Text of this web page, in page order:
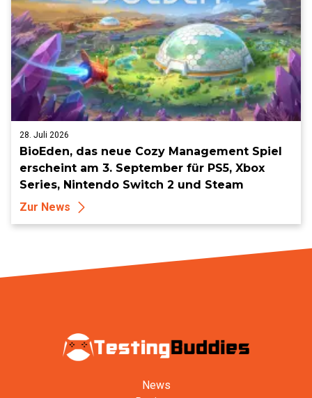
28. Juli 2026
BioEden, das neue Cozy Management Spiel
erscheint am 3. September für PS5, Xbox
Series, Nintendo Switch 2 und Steam
Zur News
News